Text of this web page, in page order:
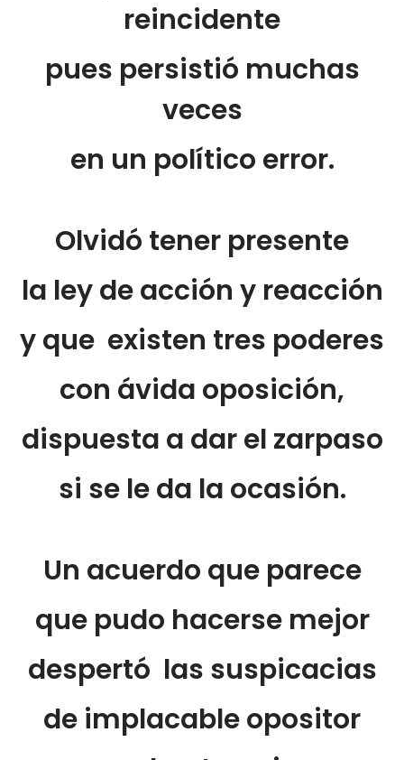
reincidente
pues persistió muchas
veces
en un político error.
Olvidó tener presente
la ley de acción y reacción
y que existen tres poderes
con ávida oposición,
dispuesta a dar el zarpaso
si se le da la ocasión.
Un acuerdo que parece
que pudo hacerse mejor
despertó las suspicacias
de implacable opositor